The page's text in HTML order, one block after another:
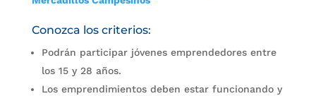
Conozca los criterios:
Podrán participar jóvenes emprendedores entre
los 15 y 28 años.
Los emprendimientos deben estar funcionando y